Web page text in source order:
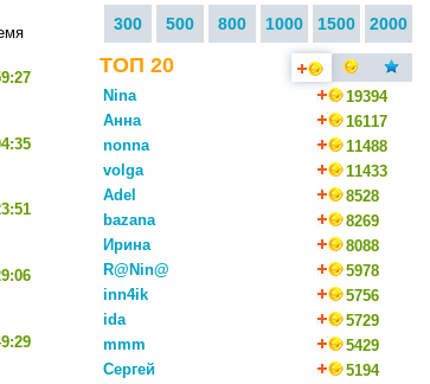
300 500 800 1000 1500 2000
ТОП 20
Nina
19394
Анна
16117
nonna
11488
volga
11433
Adel
8528
bazana
8269
Ирина
8088
R@Nin@
5978
inn4ik
5756
ida
5729
mmm
5429
Сергей
5194